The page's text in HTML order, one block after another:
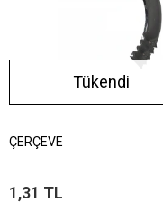
Tükendi
ÇERÇEVE
1,31 TL